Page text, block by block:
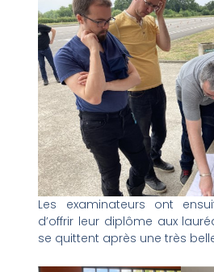
Les examinateurs ont
d’offrir leur diplôme aux
se quittent après une très